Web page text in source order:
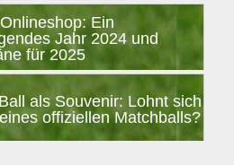
Ein
Jahr 2024 und
für 2025
als Souvenir: Lohnt sich
offiziellen Matchballs?